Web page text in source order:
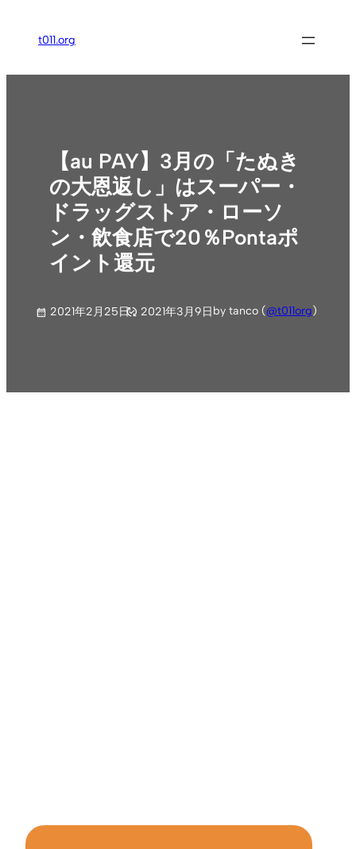
ス
t011.org
【au PAY】3月の「たぬき
の大恩返し」はスーパー・
ドラッグストア・ローソ
ン・飲食店で20％Pontaポ
イント還元
2021年2月25日 2021年3月9日by tanco (@t011org)